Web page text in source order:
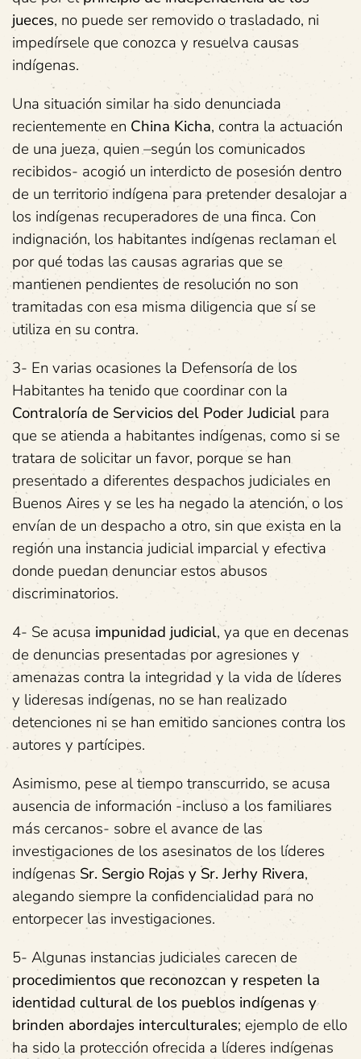
jueces, no puede ser removido o trasladado, ni
impedírsele que conozca y resuelva causas
indígenas.
Una situación similar ha sido denunciada
recientemente en China Kicha, contra la actuación
de una jueza, quien –según los comunicados
recibidos- acogió un interdicto de posesión dentro
de un territorio indígena para pretender desalojar a
los indígenas recuperadores de una finca. Con
indignación, los habitantes indígenas reclaman el
por qué todas las causas agrarias que se
mantienen pendientes de resolución no son
tramitadas con esa misma diligencia que sí se
utiliza en su contra.
3- En varias ocasiones la Defensoría de los
Habitantes ha tenido que coordinar con la
Contraloría de Servicios del Poder Judicial para
que se atienda a habitantes indígenas, como si se
tratara de solicitar un favor, porque se han
presentado a diferentes despachos judiciales en
Buenos Aires y se les ha negado la atención, o los
envían de un despacho a otro, sin que exista en la
región una instancia judicial imparcial y efectiva
donde puedan denunciar estos abusos
discriminatorios.
4- Se acusa impunidad judicial, ya que en decenas
de denuncias presentadas por agresiones y
amenazas contra la integridad y la vida de líderes
y lideresas indígenas, no se han realizado
detenciones ni se han emitido sanciones contra los
autores y partícipes.
Asimismo, pese al tiempo transcurrido, se acusa
ausencia de información -incluso a los familiares
más cercanos- sobre el avance de las
investigaciones de los asesinatos de los líderes
indígenas Sr. Sergio Rojas y Sr. Jerhy Rivera,
alegando siempre la confidencialidad para no
entorpecer las investigaciones.
5- Algunas instancias judiciales carecen de
procedimientos que reconozcan y respeten la
identidad cultural de los pueblos indígenas y
brinden abordajes interculturales; ejemplo de ello
ha sido la protección ofrecida a líderes indígenas